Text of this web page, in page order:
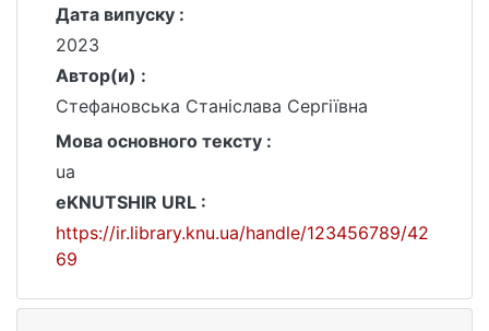
Дата випуску :
2023
Автор(и) :
Стефановська Станіслава Сергіївна
Мова основного тексту :
ua
eKNUTSHIR URL :
https://ir.library.knu.ua/handle/123456789/42
69